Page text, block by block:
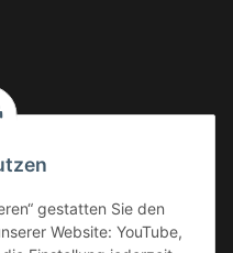
gestatten Sie den
Website: YouTube,
48
Uhr